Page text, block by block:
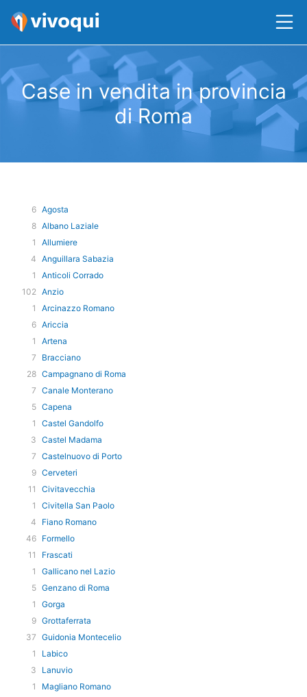
Case in vendita in provincia
di Roma
6 Agosta
8 Albano Laziale
1
Allumiere
4 Anguillara Sabazia
1
Anticoli Corrado
102 Anzio
1
Arcinazzo Romano
6 Ariccia
1
Artena
7
Bracciano
28 Campagnano di Roma
7 Canale Monterano
5 Capena
1
Castel Gandolfo
3 Castel Madama
7 Castelnuovo di Porto
9 Cerveteri
11
Civitavecchia
1
Civitella San Paolo
4
Fiano Romano
46 Formello
11
Frascati
1
Gallicano nel Lazio
5 Genzano di Roma
1
Gorga
9 Grottaferrata
37 Guidonia Montecelio
1
Labico
3
Lanuvio
1
Magliano Romano